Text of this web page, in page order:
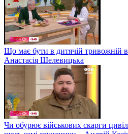
Що має бути в дитячій тривожній
Анастасія Шелевицька
Чи обурює військових скарги